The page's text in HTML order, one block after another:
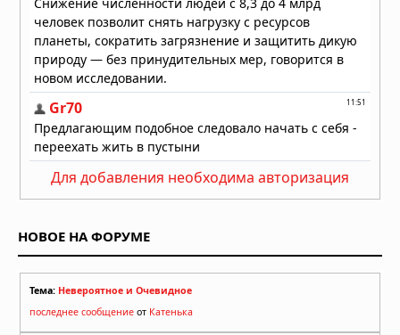
Для добавления необходима авторизация
НОВОЕ НА ФОРУМЕ
Тема: Невероятное и Очевидное
последнее сообщение от Катенька